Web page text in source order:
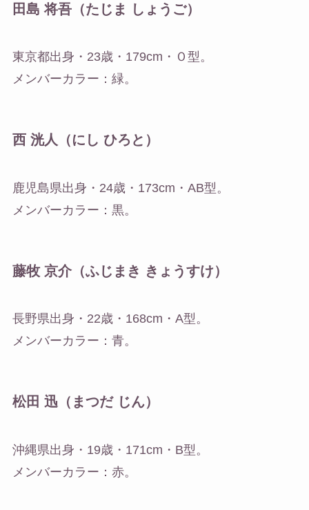
田島 将吾（たじま しょうご）
東京都出身・23歳・179cm・Ｏ型。
メンバーカラー：緑。
西 洸人（にし ひろと）
鹿児島県出身・24歳・173cm・AB型。
メンバーカラー：黒。
藤牧 京介（ふじまき きょうすけ）
長野県出身・22歳・168cm・A型。
メンバーカラー：青。
松田 迅（まつだ じん）
沖縄県出身・19歳・171cm・B型。
メンバーカラー：赤。